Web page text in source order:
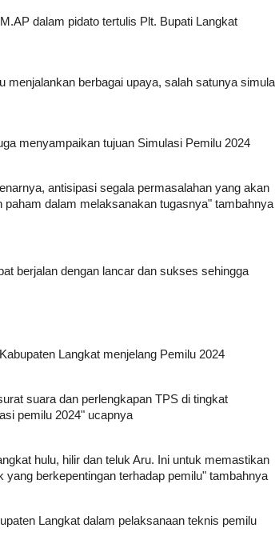
dalam pidato tertulis Plt. Bupati Langkat
menjalankan berbagai upaya, salah satunya
menyampaikan tujuan Simulasi Pemilu 2024
antisipasi segala permasalahan yang akan
dalam melaksanakan tugasnya" tambahnya
berjalan dengan lancar dan sukses sehingga
Langkat menjelang Pemilu 2024
suara dan perlengkapan TPS di tingkat
pemilu 2024" ucapnya
hulu, hilir dan teluk Aru. Ini untuk memastikan
berkepentingan terhadap pemilu" tambahnya
Langkat dalam pelaksanaan teknis pemilu